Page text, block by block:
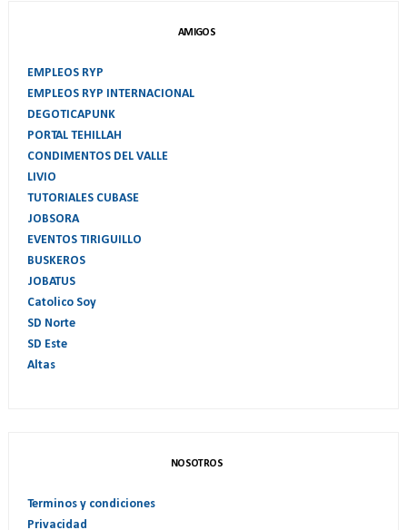
AMIGOS
EMPLEOS RYP
EMPLEOS RYP INTERNACIONAL
DEGOTICAPUNK
PORTAL TEHILLAH
CONDIMENTOS DEL VALLE
LIVIO
TUTORIALES CUBASE
JOBSORA
EVENTOS TIRIGUILLO
BUSKEROS
JOBATUS
Catolico Soy
SD Norte
SD Este
Altas
NOSOTROS
Terminos y condiciones
Privacidad